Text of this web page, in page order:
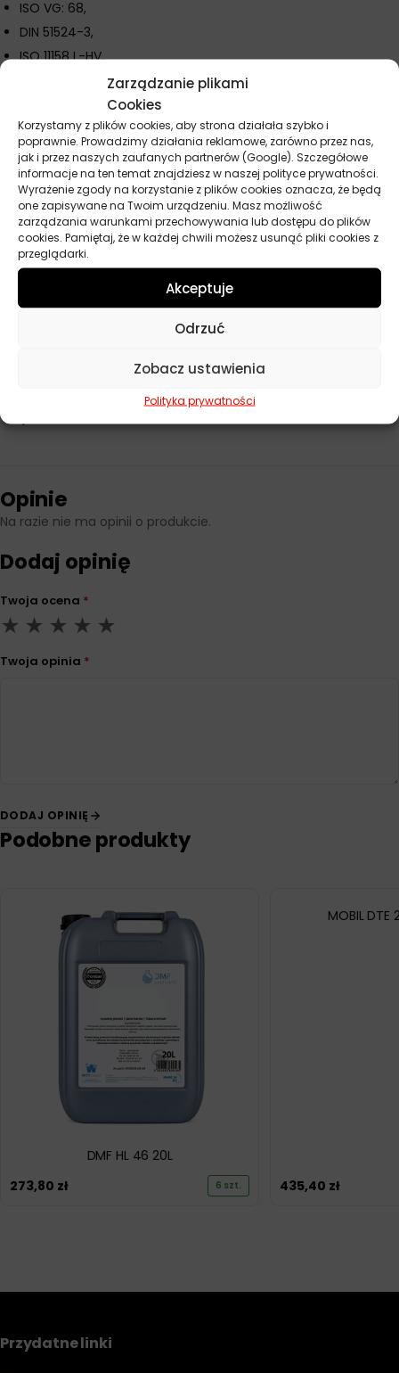
Zarządzanie plikami
Cookies
Korzystamy z plików cookies, aby strona działała szybko i
poprawnie. Prowadzimy działania reklamowe, zarówno przez nas,
jak i przez naszych zaufanych partnerów (Google). Szczegółowe
informacje na ten temat znajdziesz w naszej polityce prywatności.
Wyrażenie zgody na korzystanie z plików cookies oznacza, że będą
one zapisywane na Twoim urządzeniu. Masz możliwość
zarządzania warunkami przechowywania lub dostępu do plików
cookies. Pamiętaj, że w każdej chwili możesz usunąć pliki cookies z
przeglądarki.
Akceptuje
Odrzuć
Zobacz ustawienia
Polityka prywatności
ISO VG: 68,
DIN 51524-3,
ISO 11158 L-HV,
ASTM D6158, HV,
Eaton Vickers 35VQ25A, M-2950-S, I-286 S,
Cincinnati Machine P69,
Bosch-Rexroth RD/RE 90220-01.
Parametry techniczne
Producent Texaco
Norma
Cincinnati Machine P-68, DIN 51524 3
HVLP, Eaton Vickers I-286-S, Eaton
Opinie
Na razie nie ma opinii o produkcie.
Dodaj opinię
Twoja ocena *
Twoja opinia *
DODAJ OPINIĘ
Podobne produkty
DMF HL 46 20L
273,80 zł 6 szt.
MOBIL DTE
435,40 zł
Przydatne linki